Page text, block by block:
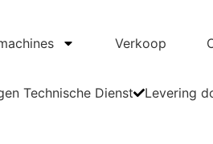
Verkoop
Technische Dienst Levering